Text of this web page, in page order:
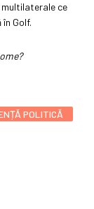
ce
Golf.
POLITICĂ